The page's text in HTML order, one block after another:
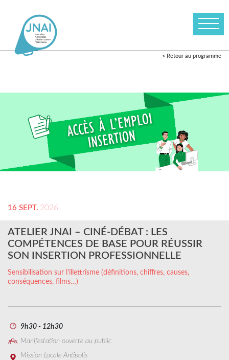
< Retour au programme
16 SEPT. 2026
ATELIER JNAI – CINÉ-DÉBAT : LES
COMPÉTENCES DE BASE POUR RÉUSSIR
SON INSERTION PROFESSIONNELLE
Sensibilisation sur l’illettrisme (définitions, chiffres, causes,
conséquences, films…)
9h30 - 12h30
Manifestation ouverte au public
Mission Locale Antipolis